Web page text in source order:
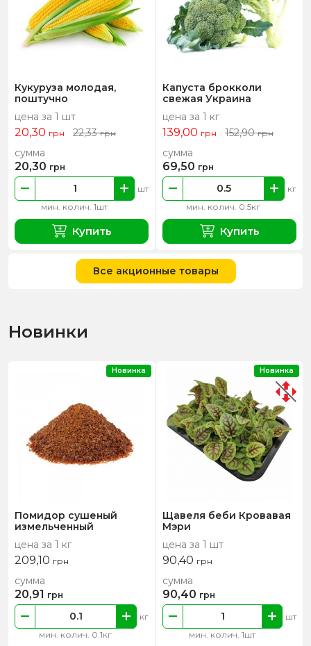
Кукуруза молодая,
поштучно
цена за 1 шт
20,30 грн 22,33грн
мин. колич. 1шт
шт
сумма
20,30 грн
Купить
Капуста брокколи
свежая Украина
цена за 1 кг
139,00 грн 152,90грн
мин. колич. 0.5кг
кг
сумма
69,50 грн
Купить
Все акционные товары
Новинки
Помидор сушеный
измельченный
цена за 1 кг
209,10 грн
мин. колич. 0.1кг
кг
сумма
20,91 грн
Новинка
Щавеля беби Кровавая
Мэри
цена за 1 шт
90,40 грн
мин. колич. 1шт
шт
сумма
90,40 грн
Новинка